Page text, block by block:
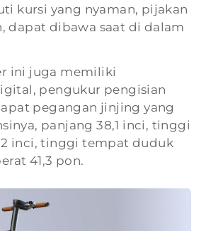
kursi yang nyaman, pijakan
dapat dibawa saat di dalam
ini juga memiliki
pengukur pengisian
pegangan jinjing yang
panjang 38,1 inci, tinggi
inci, tinggi tempat duduk
41,3 pon.